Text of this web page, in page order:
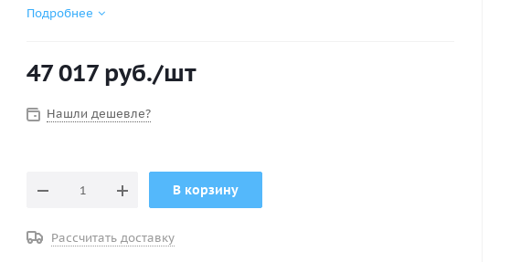
устойчива, благодаря чему подойдет даже начинающим. В
центральный съемный киль, удобная ручка для переноски, сумка
для транспортировки доски.
Размер доски: 320*83*15 см. Вес: 11 кг. Рабочее давление: 1 бар.
Подробнее
47 017руб./шт
Нашли дешевле?
В корзину
Рассчитать доставку